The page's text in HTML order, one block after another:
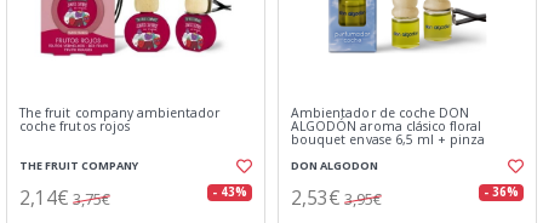
The fruit company ambientador
coche frutos rojos
THE FRUIT COMPANY
2,14€ 3,75€ - 43%
Ambientador de coche DON
ALGODÓN aroma clásico floral
bouquet envase 6,5 ml + pinza
DON ALGODON
2,53€ 3,95€ - 36%